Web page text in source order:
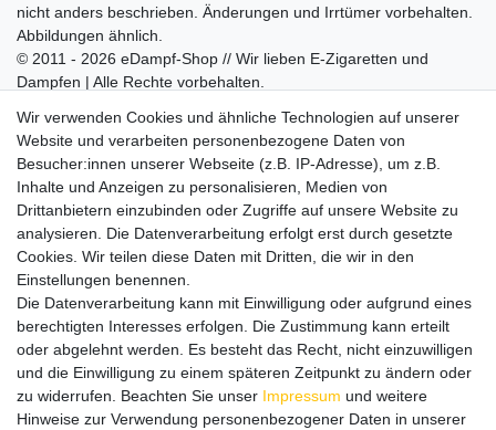
nicht anders beschrieben. Änderungen und Irrtümer vorbehalten.
Abbildungen ähnlich.
© 2011 - 2026 eDampf-Shop // Wir lieben E-Zigaretten und
Dampfen | Alle Rechte vorbehalten.
mit vielen spannenden Artikeln.
Bitte entschuldigen Sie, wenn wir telefonisch wegen hoher
betrieblicher Auslastung nicht erreichbar sein sollten.
Schreiben Sie uns gerne eine E-Mail mit Ihrer Telefonnummer
und der Bitte um Rückruf.
Wir rufen Sie schnellstmöglich zurück.
Wir versenden in die folgenden Länder
Versandkostenfrei (DE) ab 69 €
Wir verwenden Cookies und ähnliche Technologien auf unserer
Website und verarbeiten personenbezogene Daten von
Besucher:innen unserer Webseite (z.B. IP-Adresse), um z.B.
Inhalte und Anzeigen zu personalisieren, Medien von
Drittanbietern einzubinden oder Zugriffe auf unsere Website zu
analysieren. Die Datenverarbeitung erfolgt erst durch gesetzte
Cookies. Wir teilen diese Daten mit Dritten, die wir in den
Einstellungen benennen.
Die Datenverarbeitung kann mit Einwilligung oder aufgrund eines
berechtigten Interesses erfolgen. Die Zustimmung kann erteilt
oder abgelehnt werden. Es besteht das Recht, nicht einzuwilligen
und die Einwilligung zu einem späteren Zeitpunkt zu ändern oder
zu widerrufen. Beachten Sie unser Impressum und weitere
Hinweise zur Verwendung personenbezogener Daten in unserer